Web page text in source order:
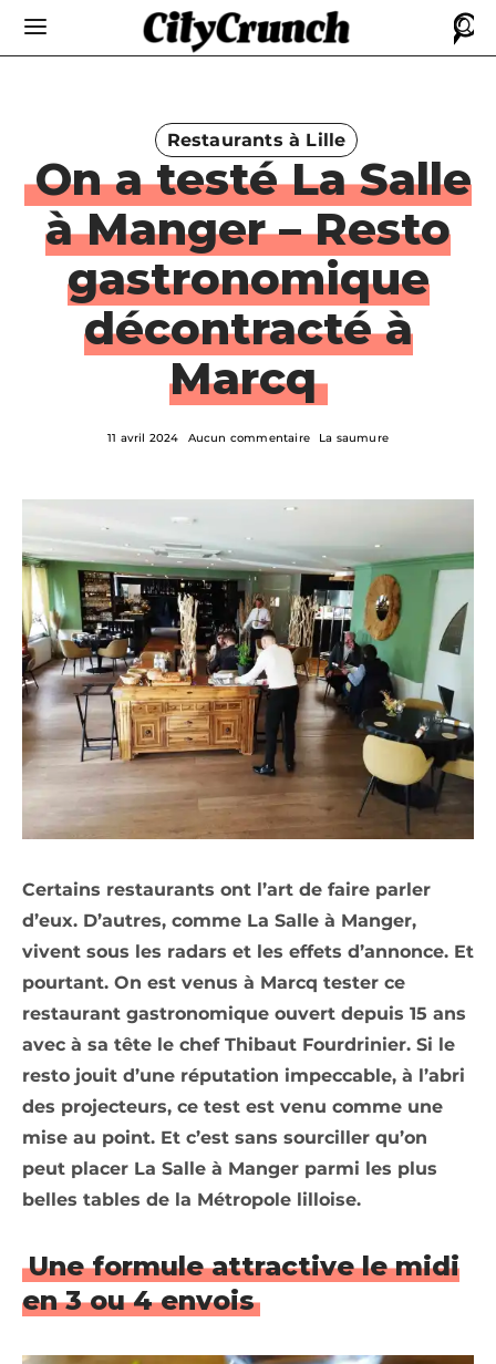
Restaurants à Lille
On a testé La Salle
à Manger – Resto
gastronomique
décontracté à
Marcq
11 avril 2024 Aucun commentaire La saumure
Certains restaurants ont l’art de faire parler
d’eux. D’autres, comme La Salle à Manger,
vivent sous les radars et les effets d’annonce. Et
pourtant. On est venus à Marcq tester ce
restaurant gastronomique ouvert depuis 15 ans
avec à sa tête le chef Thibaut Fourdrinier. Si le
resto jouit d’une réputation impeccable, à l’abri
des projecteurs, ce test est venu comme une
mise au point. Et c’est sans sourciller qu’on
peut placer La Salle à Manger parmi les plus
belles tables de la Métropole lilloise.
Une formule attractive le midi
en 3 ou 4 envois